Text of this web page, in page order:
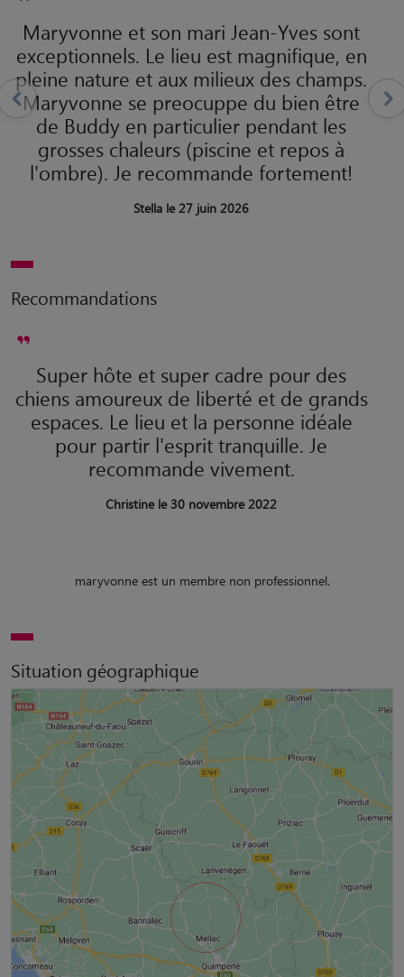
Maryvonne et son mari Jean-Yves sont
exceptionnels. Le lieu est magnifique, en
pleine nature et aux milieux des champs.
Maryvonne se preocuppe du bien être
de Buddy en particulier pendant les
grosses chaleurs (piscine et repos à
l'ombre). Je recommande fortement!
Stella le 27 juin 2026
Recommandations
Super hôte et super cadre pour des
chiens amoureux de liberté et de grands
espaces. Le lieu et la personne idéale
pour partir l'esprit tranquille. Je
recommande vivement.
Christine le 30 novembre 2022
maryvonne est un membre non professionnel.
Situation géographique